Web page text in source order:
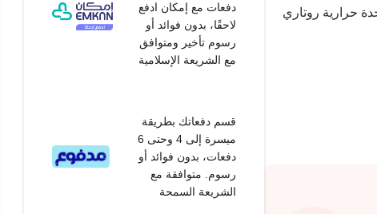
تورنيدو 2.5 طن بارد صنع في الصين 27200 وحدة حرارية روتاري
دفعات مع إمكان ادفع
لاحقًا، بدون فوائد أو
رسوم تأخير ومتوافق
مع الشريعة الإسلامية
قسم دفعاتك بطريقة
ميسرة إلى 4 وحتى 6
دفعات، بدون فوائد أو
رسوم. متوافقة مع
الشريعة السمحة